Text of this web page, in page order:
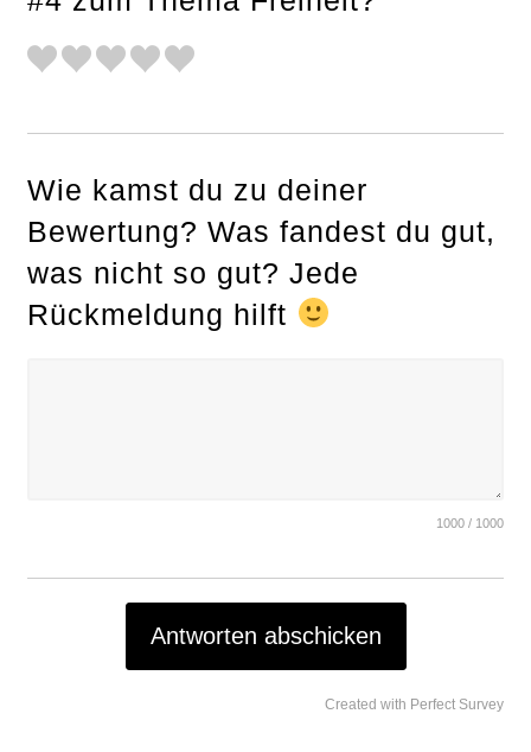
Wie kamst du zu deiner
Bewertung? Was fandest du gut,
was nicht so gut? Jede
Rückmeldung hilft
1000 / 1000
Antworten abschicken
Created with Perfect Survey
c
r
: